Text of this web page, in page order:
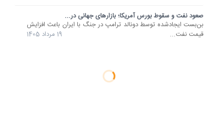
صعود نفت و سقوط بورس آمریکا؛ بازارهای جهانی در...
بن‌بست ایجادشده توسط دونالد ترامپ در جنگ با ایران باعث افزایش
قیمت نفت...
19 مرداد 1405